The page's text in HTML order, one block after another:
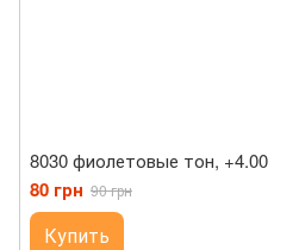
8030 фиолетовые тон, +4.00
80 грн 90 грн
Купить